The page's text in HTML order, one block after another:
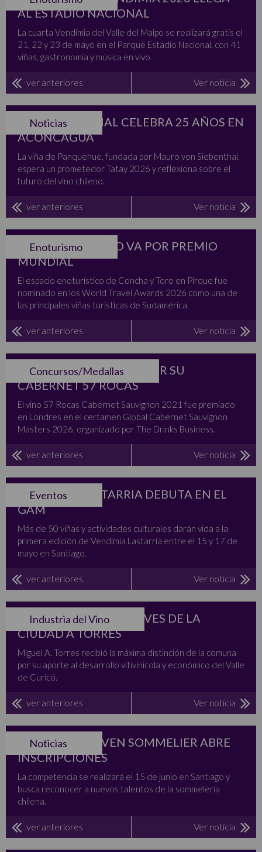
AL ESTADIO NACIONAL
La cuarta Vendimia del Valle del Maipo se realizará gratis el
21, 22 y 23 de mayo en el Parque Estadio Nacional, con 41
viñas, gastronomía y música en vivo.
ver anteriores Ver noticia
Noticias
VON SIEBENTHAL CELEBRA 25 AÑOS EN
ACONCAGUA
La viña de Panquehue, fundada por Mauro von Siebenthal,
espera un prometedor Tatay 2026 y reflexiona sobre el
futuro del vino chileno.
ver anteriores Ver noticia
Enoturismo
CENTRO DEL VINO VA POR PREMIO
MUNDIAL
El espacio enoturístico de Concha y Toro en Pirque fue
nominado en los World Travel Awards 2026 como una de
las principales viñas turísticas de Sudamérica.
ver anteriores Ver noticia
Concursos/Medallas
EMILIANA GANA ORO POR SU
CABERNET 57 ROCAS
El vino 57 Rocas Cabernet Sauvignon 2021 fue premiado
en Londres en el certamen Global Cabernet Sauvignon
Masters 2026, organizado por The Drinks Business.
ver anteriores Ver noticia
Eventos
VENDIMIA LASTARRIA DEBUTA EN EL
GAM
Más de 50 viñas y actividades culturales darán vida a la
primera edición de Vendimia Lastarria entre el 15 y 17 de
mayo en Santiago.
ver anteriores Ver noticia
Industria del Vino
CURICÓ ENTREGA LLAVES DE LA
CIUDAD A TORRES
Miguel A. Torres recibió la máxima distinción de la comuna
por su aporte al desarrollo vitivinícola y económico del Valle
de Curicó.
ver anteriores Ver noticia
Noticias
CONCURSO JOVEN SOMMELIER ABRE
INSCRIPCIONES
La competencia se realizará el 15 de junio en Santiago y
busca reconocer a nuevos talentos de la sommelería
chilena.
ver anteriores Ver noticia